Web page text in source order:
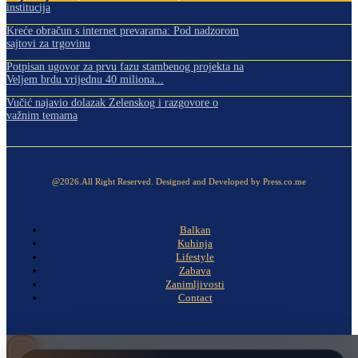
institucija
Kreće obračun s internet prevarama: Pod nadzorom
sajtovi za trgovinu
Potpisan ugovor za prvu fazu stambenog projekta na
Veljem brdu vrijednu 40 miliona...
Vučić najavio dolazak Zelenskog i razgovore o
važnim temama
@2026.All Right Reserved. Designed and Developed by Press.co.me
Balkan
Kuhinja
Lifestyle
Zabava
Zanimljivosti
Contact